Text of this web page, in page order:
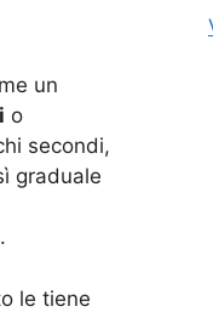
un
o
secondi,
graduale
le tiene